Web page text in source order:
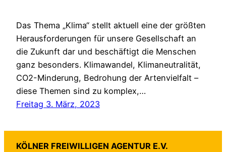
Das Thema „Klima“ stellt aktuell eine der größten
Herausforderungen für unsere Gesellschaft an
die Zukunft dar und beschäftigt die Menschen
ganz besonders. Klimawandel, Klimaneutralität,
CO2-Minderung, Bedrohung der Artenvielfalt –
diese Themen sind zu komplex,…
Freitag 3. März, 2023
KÖLNER FREIWILLIGEN AGENTUR E.V.